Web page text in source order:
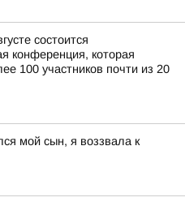
состоится
конференция, которая
100 участников почти из 20
мой сын, я воззвала к